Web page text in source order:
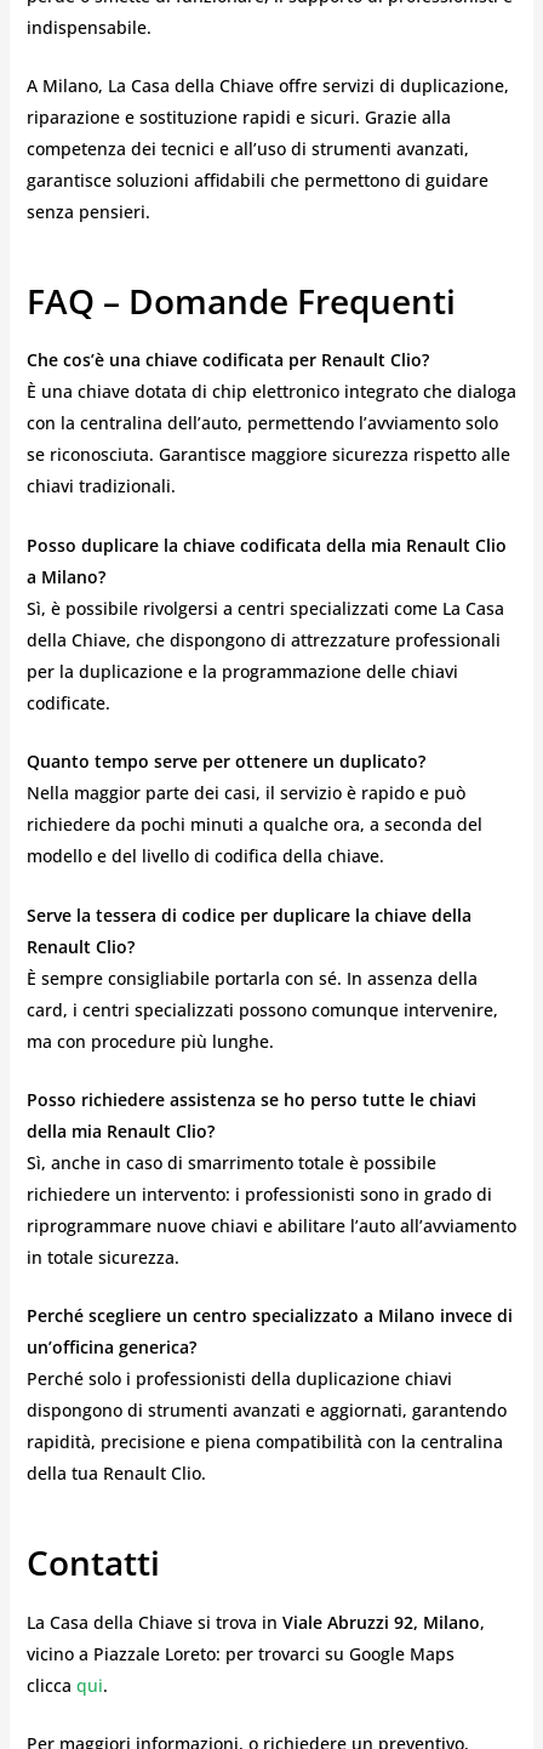
indispensabile.
A Milano, La Casa della Chiave offre servizi di duplicazione,
riparazione e sostituzione rapidi e sicuri. Grazie alla
competenza dei tecnici e all’uso di strumenti avanzati,
garantisce soluzioni affidabili che permettono di guidare
senza pensieri.
FAQ – Domande Frequenti
Che cos’è una chiave codificata per Renault Clio?
È una chiave dotata di chip elettronico integrato che dialoga
con la centralina dell’auto, permettendo l’avviamento solo
se riconosciuta. Garantisce maggiore sicurezza rispetto alle
chiavi tradizionali.
Posso duplicare la chiave codificata della mia Renault Clio
a Milano?
Sì, è possibile rivolgersi a centri specializzati come La Casa
della Chiave, che dispongono di attrezzature professionali
per la duplicazione e la programmazione delle chiavi
codificate.
Quanto tempo serve per ottenere un duplicato?
Nella maggior parte dei casi, il servizio è rapido e può
richiedere da pochi minuti a qualche ora, a seconda del
modello e del livello di codifica della chiave.
Serve la tessera di codice per duplicare la chiave della
Renault Clio?
È sempre consigliabile portarla con sé. In assenza della
card, i centri specializzati possono comunque intervenire,
ma con procedure più lunghe.
Posso richiedere assistenza se ho perso tutte le chiavi
della mia Renault Clio?
Sì, anche in caso di smarrimento totale è possibile
richiedere un intervento: i professionisti sono in grado di
riprogrammare nuove chiavi e abilitare l’auto all’avviamento
in totale sicurezza.
Perché scegliere un centro specializzato a Milano invece di
un’officina generica?
Perché solo i professionisti della duplicazione chiavi
dispongono di strumenti avanzati e aggiornati, garantendo
rapidità, precisione e piena compatibilità con la centralina
della tua Renault Clio.
Contatti
La Casa della Chiave si trova in Viale Abruzzi 92, Milano,
vicino a Piazzale Loreto: per trovarci su Google Maps
clicca qui.
Per maggiori informazioni, o richiedere un preventivo,